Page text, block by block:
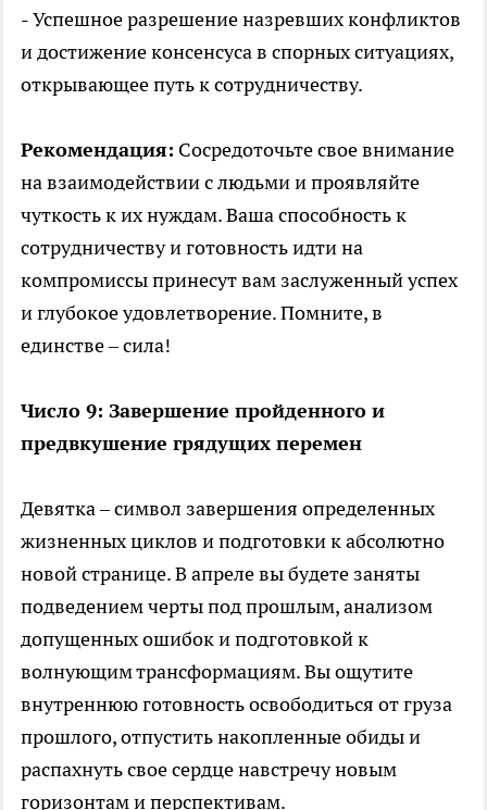
- Успешное разрешение назревших конфликтов
и достижение консенсуса в спорных ситуациях,
открывающее путь к сотрудничеству.
Рекомендация: Сосредоточьте свое внимание
на взаимодействии с людьми и проявляйте
чуткость к их нуждам. Ваша способность к
сотрудничеству и готовность идти на
компромиссы принесут вам заслуженный успех
и глубокое удовлетворение. Помните, в
единстве – сила!
Число 9: Завершение пройденного и
предвкушение грядущих перемен
Девятка – символ завершения определенных
жизненных циклов и подготовки к абсолютно
новой странице. В апреле вы будете заняты
подведением черты под прошлым, анализом
допущенных ошибок и подготовкой к
волнующим трансформациям. Вы ощутите
внутреннюю готовность освободиться от груза
прошлого, отпустить накопленные обиды и
распахнуть свое сердце навстречу новым
горизонтам и перспективам.